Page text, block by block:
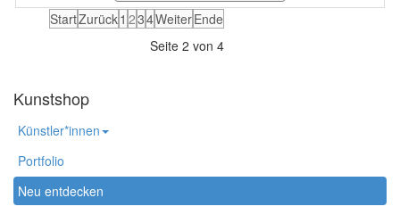
StartZurück1 234WeiterEnde
Seite 2 von 4
Kunstshop
Künstler*innen
Portfolio
Neu entdecken